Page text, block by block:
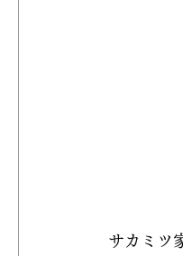
サカミツ